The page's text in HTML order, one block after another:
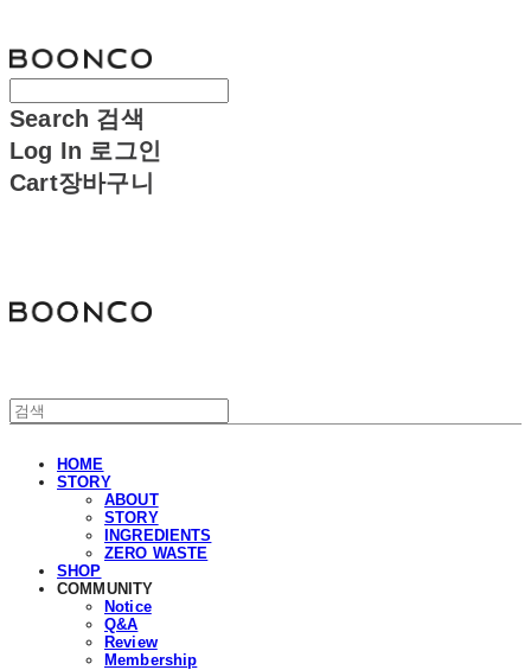
Search 검색
Log In 로그인
Cart장바구니
HOME
STORY
ABOUT
STORY
INGREDIENTS
ZERO WASTE
SHOP
COMMUNITY
Notice
Q&A
Review
Membership